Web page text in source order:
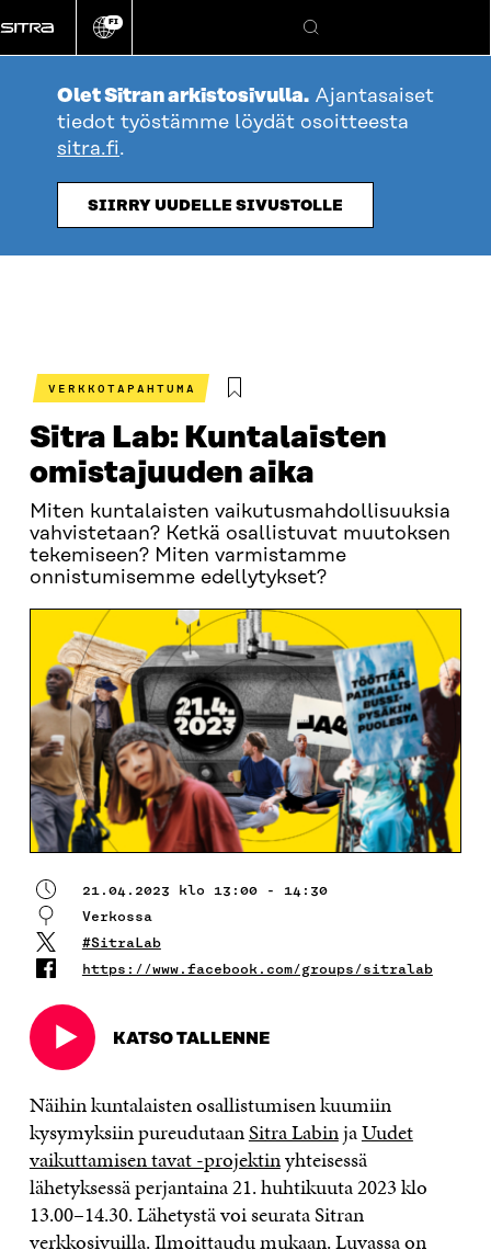
suoraan
sisältöön
Vaihda
kieli
FI
Hae
Olet Sitran arkistosivulla. Ajantasaiset
tiedot työstämme löydät osoitteesta
sitra.fi.
SIIRRY UUDELLE SIVUSTOLLE
VERKKOTAPAHTUMA
Sitra Lab: Kuntalaisten
omistajuuden aika
Miten kuntalaisten vaikutusmahdollisuuksia
vahvistetaan? Ketkä osallistuvat muutoksen
tekemiseen? Miten varmistamme
onnistumisemme edellytykset?
21.04.2023 klo 13:00 - 14:30
Verkossa
#SitraLab
https://www.facebook.com/groups/sitralab
KATSO TALLENNE
Avautuu
uudessa
ikkunassa
Näihin kuntalaisten osallistumisen kuumiin
kysymyksiin pureudutaanSitra LabinjaUudet
vaikuttamisen tavat -projektinyhteisessä
lähetyksessä perjantaina 21. huhtikuuta 2023 klo
13.00–14.30. Lähetystä voi seurata Sitran
verkkosivuilla.Ilmoittaudu mukaan.Luvassa on